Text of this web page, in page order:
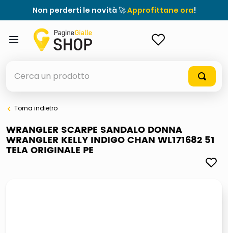
Non perderti le novità 🚀Approfittane ora!
elenchi telefonici
orologio parete
Torna indietro
WRANGLER SCARPE SANDALO DONNA
WRANGLER KELLY INDIGO CHAN WL171682 51
TELA ORIGINALE PE